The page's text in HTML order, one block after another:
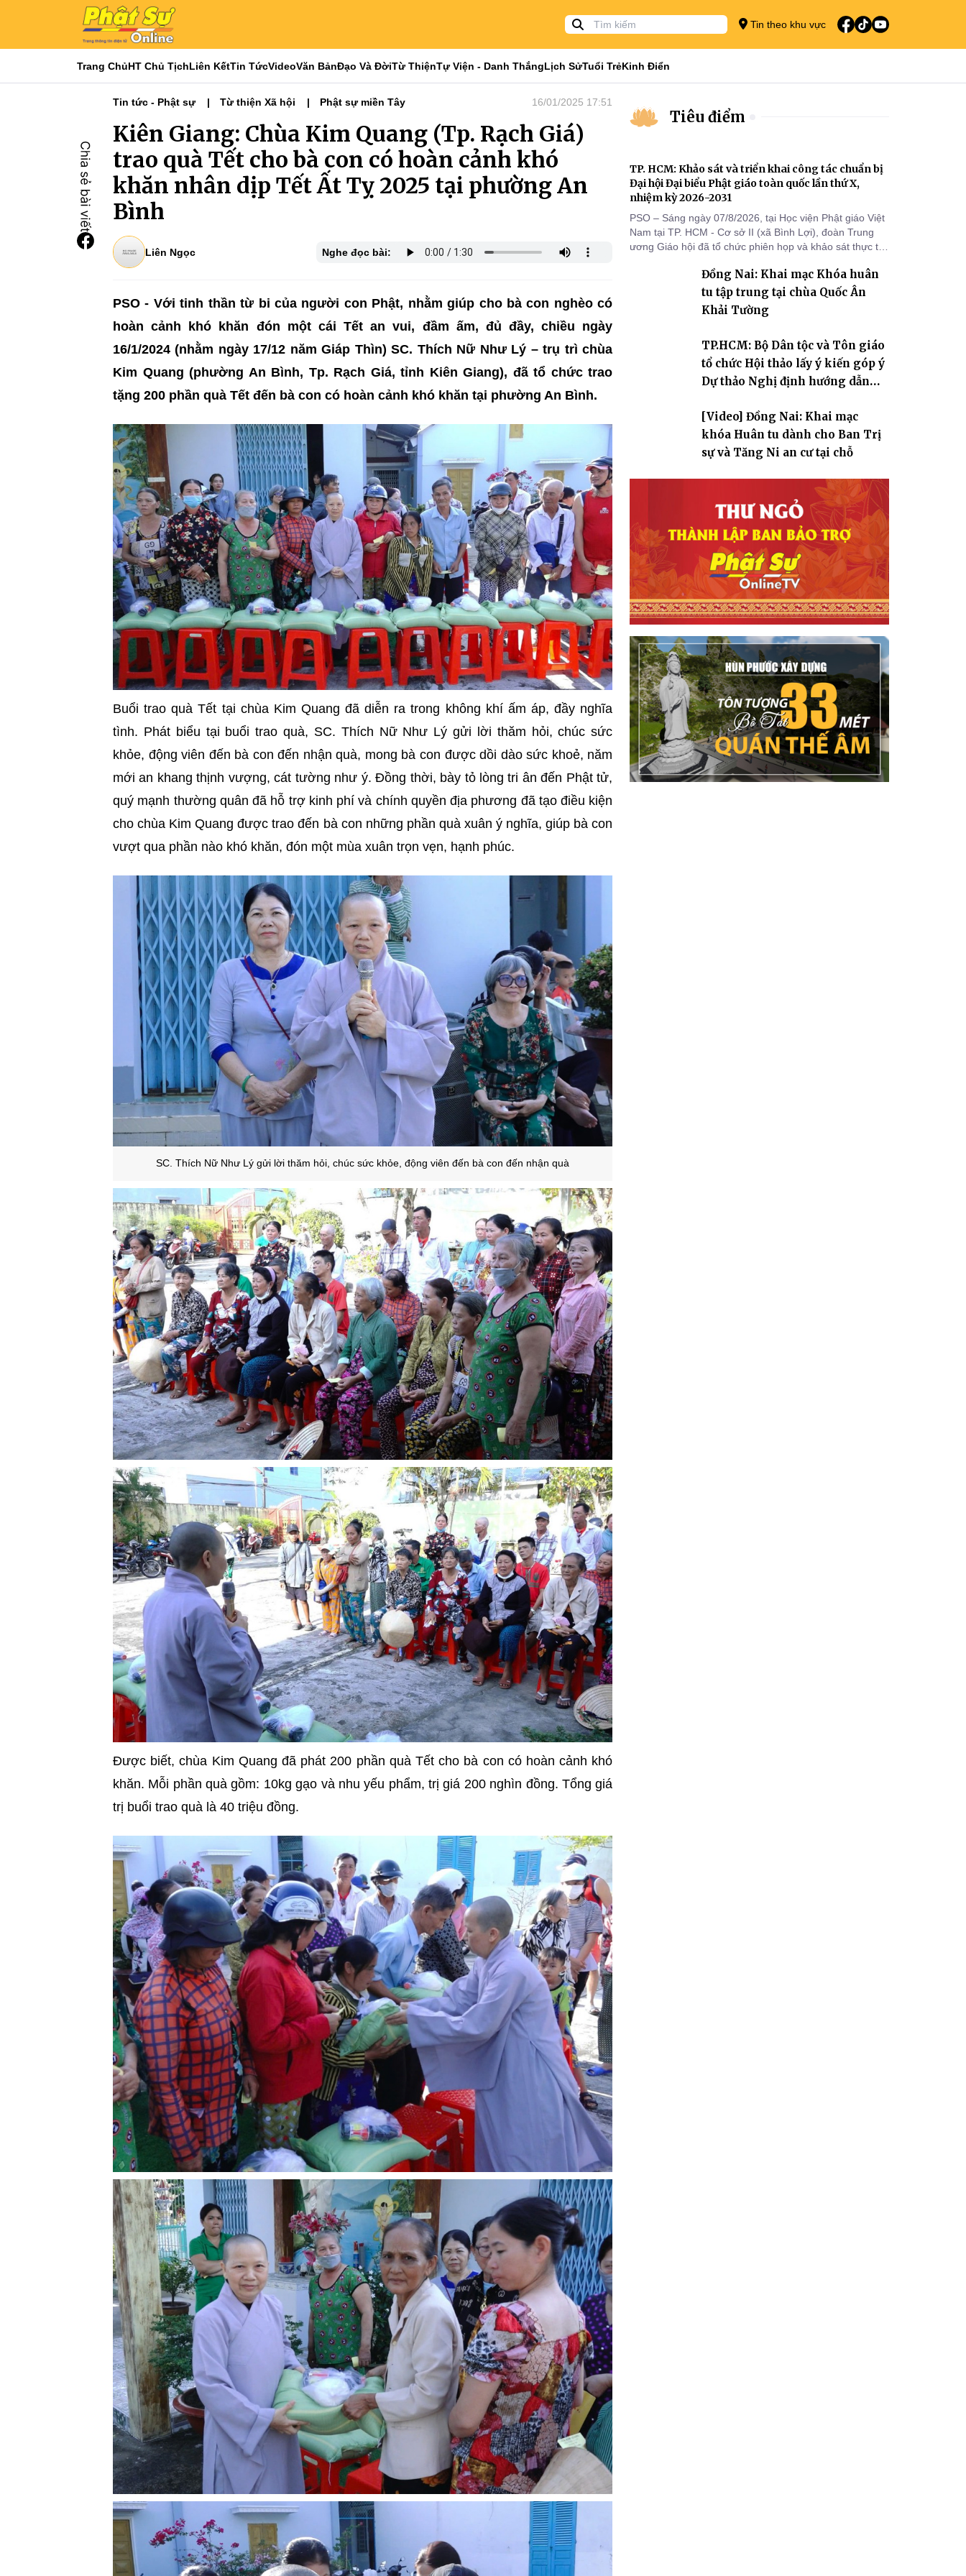
Tin theo khu vực
Trang ChủHT Chủ TịchLiên KếtTin TứcVideoVăn BảnĐạo Và ĐờiTừ ThiệnTự Viện - Danh ThắngLịch SửTuổi TrẻKinh Điển
Tin tức - Phật sự Từ thiện Xã hội Phật sự miền Tây 16/01/2025 17:51
Kiên Giang: Chùa Kim Quang (Tp. Rạch Giá)
trao quà Tết cho bà con có hoàn cảnh khó
khăn nhân dịp Tết Ất Tỵ 2025 tại phường An
Bình
Liên Ngọc Nghe đọc bài:
PSO - Với tinh thần từ bi của người con Phật, nhằm giúp cho bà con nghèo có
hoàn cảnh khó khăn đón một cái Tết an vui, đầm ấm, đủ đầy, chiều ngày
16/1/2024 (nhằm ngày 17/12 năm Giáp Thìn) SC. Thích Nữ Như Lý – trụ trì chùa
Kim Quang (phường An Bình, Tp. Rạch Giá, tỉnh Kiên Giang), đã tổ chức trao
tặng 200 phần quà Tết đến bà con có hoàn cảnh khó khăn tại phường An Bình.
Buổi trao quà Tết tại chùa Kim Quang đã diễn ra trong không khí ấm áp, đầy nghĩa
tình. Phát biểu tại buổi trao quà, SC. Thích Nữ Như Lý gửi lời thăm hỏi, chúc sức
khỏe, động viên đến bà con đến nhận quà, mong bà con được dồi dào sức khoẻ, năm
mới an khang thịnh vượng, cát tường như ý. Đồng thời, bày tỏ lòng tri ân đến Phật tử,
quý mạnh thường quân đã hỗ trợ kinh phí và chính quyền địa phương đã tạo điều kiện
cho chùa Kim Quang được trao đến bà con những phần quà xuân ý nghĩa, giúp bà con
vượt qua phần nào khó khăn, đón một mùa xuân trọn vẹn, hạnh phúc.
SC. Thích Nữ Như Lý gửi lời thăm hỏi, chúc sức khỏe, động viên đến bà con đến nhận quà
Được biết, chùa Kim Quang đã phát 200 phần quà Tết cho bà con có hoàn cảnh khó
khăn. Mỗi phần quà gồm: 10kg gạo và nhu yếu phẩm, trị giá 200 nghìn đồng. Tổng giá
trị buổi trao quà là 40 triệu đồng.
Tiêu điểm
TP. HCM: Khảo sát và triển khai công tác chuẩn bị
Đại hội Đại biểu Phật giáo toàn quốc lần thứ X,
nhiệm kỳ 2026-2031
PSO – Sáng ngày 07/8/2026, tại Học viện Phật giáo Việt
Nam tại TP. HCM - Cơ sở II (xã Bình Lợi), đoàn Trung
ương Giáo hội đã tổ chức phiên họp và khảo sát thực tế
giáo toàn quốc lần thứ X, nhiệm kỳ 2026-2031.
Đồng Nai: Khai mạc Khóa huân
tu tập trung tại chùa Quốc Ân
Khải Tường
TP.HCM: Bộ Dân tộc và Tôn giáo
tổ chức Hội thảo lấy ý kiến góp ý
Dự thảo Nghị định hướng dẫn
giáo
[Video] Đồng Nai: Khai mạc
khóa Huân tu dành cho Ban Trị
sự và Tăng Ni an cư tại chỗ